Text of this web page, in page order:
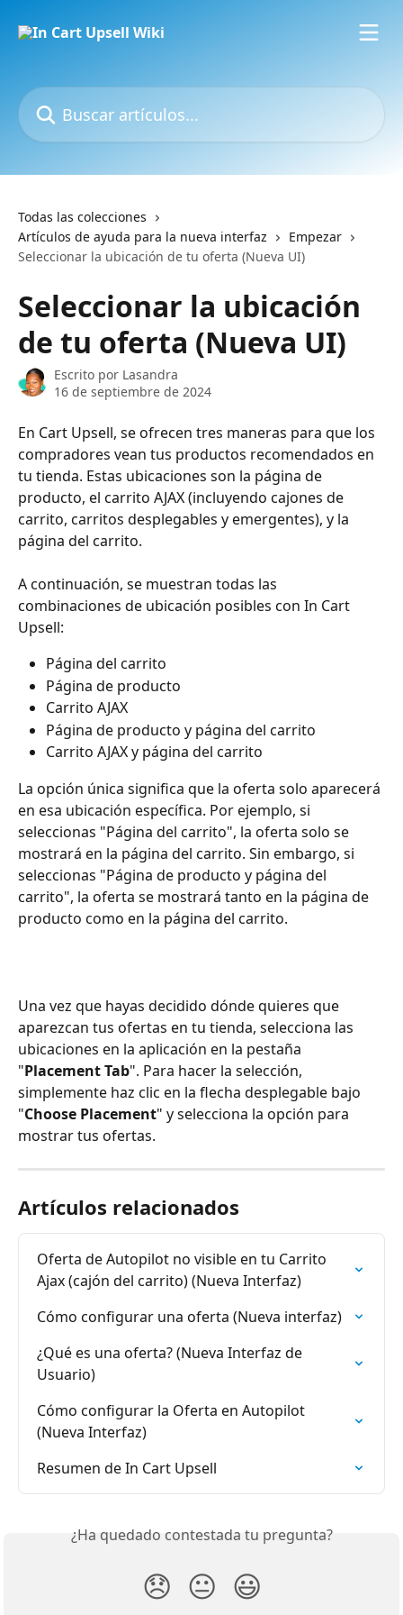
Buscar artículos...
Todas las colecciones
Artículos de ayuda para la nueva interfaz
Empezar
Seleccionar la ubicación de tu oferta (Nueva UI)
Seleccionar la ubicación
de tu oferta (Nueva UI)
Escrito por Lasandra
16 de septiembre de 2024
En Cart Upsell, se ofrecen tres maneras para que los
compradores vean tus productos recomendados en
tu tienda. Estas ubicaciones son la página de
producto, el carrito AJAX (incluyendo cajones de
carrito, carritos desplegables y emergentes), y la
página del carrito.
A continuación, se muestran todas las
combinaciones de ubicación posibles con In Cart
Upsell:
Página del carrito
Página de producto
Carrito AJAX
Página de producto y página del carrito
Carrito AJAX y página del carrito
La opción única significa que la oferta solo aparecerá
en esa ubicación específica. Por ejemplo, si
seleccionas "Página del carrito", la oferta solo se
mostrará en la página del carrito. Sin embargo, si
seleccionas "Página de producto y página del
carrito", la oferta se mostrará tanto en la página de
producto como en la página del carrito.
Una vez que hayas decidido dónde quieres que
aparezcan tus ofertas en tu tienda, selecciona las
ubicaciones en la aplicación en la pestaña
"Placement Tab". Para hacer la selección,
simplemente haz clic en la flecha desplegable bajo
"Choose Placement" y selecciona la opción para
mostrar tus ofertas.
Artículos relacionados
Oferta de Autopilot no visible en tu Carrito
Ajax (cajón del carrito) (Nueva Interfaz)
Cómo configurar una oferta (Nueva interfaz)
¿Qué es una oferta? (Nueva Interfaz de
Usuario)
Cómo configurar la Oferta en Autopilot
(Nueva Interfaz)
Resumen de In Cart Upsell
¿Ha quedado contestada tu pregunta?
😞 😐 😃